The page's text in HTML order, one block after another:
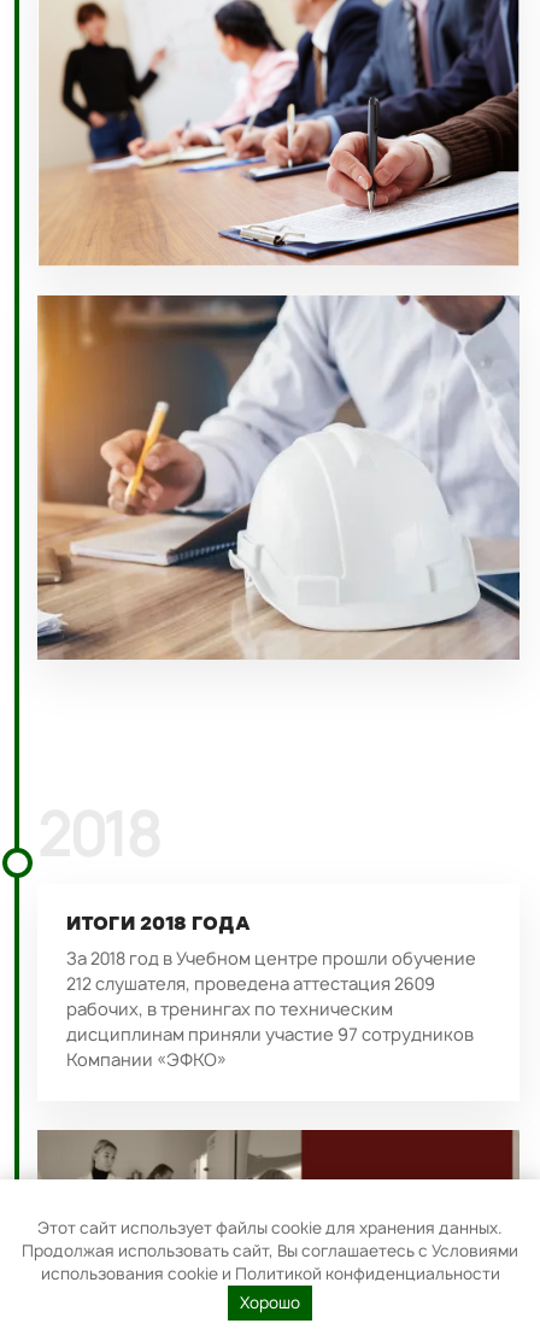
ИТОГИ 2018 ГОДА
За 2018 год в Учебном центре прошли обучение
212 слушателя, проведена аттестация 2609
рабочих, в тренингах по техническим
дисциплинам приняли участие 97 сотрудников
Компании «ЭФКО»
Этот сайт использует файлы cookie для хранения данных.
Продолжая использовать сайт, Вы соглашаетесь с Условиями
использования cookie и Политикой конфиденциальности
Хорошо